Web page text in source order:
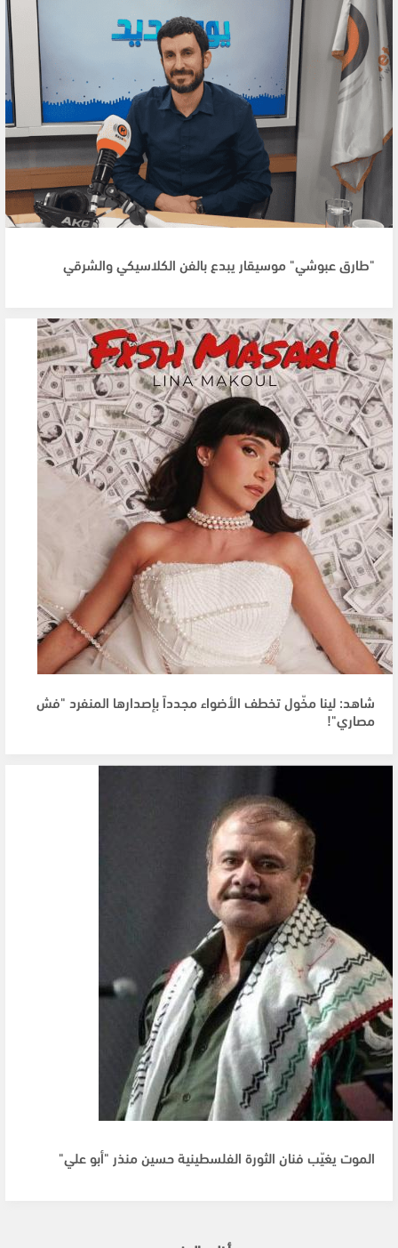
"طارق عبوشي" موسيقار يبدع بالفن الكلاسيكي والشرقي
شاهد: لينا مخّول تخطف الأضواء مجدداً بإصدارها المنفرد "فش
مصاري"!
الموت يغيّب فنان الثورة الفلسطينية حسين منذر "أبو علي"